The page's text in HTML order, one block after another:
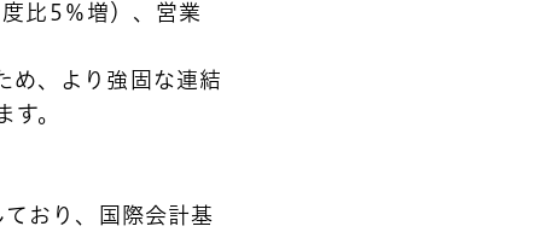
比5％増）、営業
め、より強固な連結
す。
おり、国際会計基